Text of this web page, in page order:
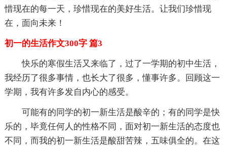
惜现在的每一天，珍惜现在的美好生活。让我们珍惜现
在，面向未来！
初一的生活作文300字 篇3
快乐的寒假生活又来临了，过了一学期的初中生活，
我经历了很多事情，也长大了很多，懂事许多。回顾这一
学期，我有许多发自内心的感受。
可能有的同学的初一新生活是酸辛的；有的同学是快
乐的，毕竟任何人的性格不同，面对初一新生活的态度也
不同，而我的初一新生活是酸甜苦辣，五味俱全的。在这